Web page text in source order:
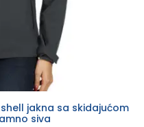
jakna sa skidajućom
siva